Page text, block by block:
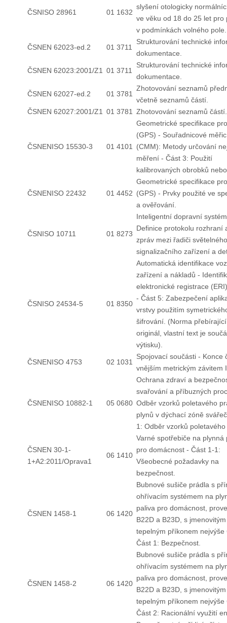
ČSNISO 28961 01 1632
slyšení otologicky
ve věku od 18 do 25 let pro
v podmínkách volného pole.
ČSNEN 62023-ed.2 01 3711
Strukturování technické
dokumentace.
ČSNEN 62023:2001/Z1 01 3711
Strukturování technické
dokumentace.
ČSNEN 62027-ed.2 01 3781
Zhotovování seznamů
včetně seznamů částí.
ČSNEN 62027:2001/Z1
01 3781 Zhotovování seznamů částí.
ČSNENISO 15530-3 01 4101
Geometrické specifikace
(GPS) - Souřadnicové
(CMM): Metody určování
měření - Část 3: Použití
kalibrovaných obrobků
ČSNENISO 22432 01 4452
Geometrické specifikace
(GPS) - Prvky použité ve
a ověřování.
ČSNISO 10711 01 8273
Inteligentní dopravní
Definice protokolu rozhraní
zpráv mezi řadiči světelného
signalizačního zařízení a
ČSNISO 24534-5 01 8350
Automatická identifikace
zařízení a nákladů -
elektronické registrace
- Část 5: Zabezpečení
vrstvy použitím
šifrování. (Norma
originál, vlastní text je
výtisku).
ČSNENISO 4753 02 1031
Spojovací součásti - Konce
vnějším metrickým závitem
ČSNENISO 10882-1 05 0680
Ochrana zdraví a
svařování a příbuzných
Odběr vzorků poletavého
plynů v dýchací zóně
1: Odběr vzorků
ČSNEN 30-1-
1+A2:2011/Oprava1
06 1410
Varné spotřebiče na plynná
pro domácnost - Část 1-1:
Všeobecné požadavky na
bezpečnost.
ČSNEN 1458-1 06 1420
Bubnové sušiče prádla s
ohřívacím systémem na
paliva pro domácnost,
B22D a B23D, s jmenovitým
tepelným příkonem nejvýše
Část 1: Bezpečnost.
ČSNEN 1458-2 06 1420
Bubnové sušiče prádla s
ohřívacím systémem na
paliva pro domácnost,
B22D a B23D, s jmenovitým
tepelným příkonem nejvýše
Část 2: Racionální využití